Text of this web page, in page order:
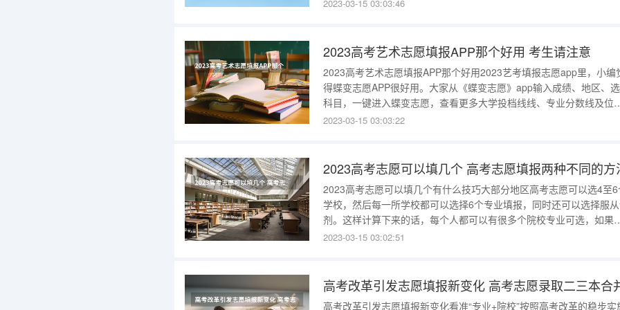
填40个志愿;
2023-03-15 03:03:46
2023高考艺术志愿填报APP那个好用 考生请注意
2023高考艺术志愿填报APP那个好用2023艺考填报志愿app里，小编
得蝶变志愿APP很好用。大家从《蝶变志愿》app输入成绩、地区、
科目，一键进入蝶变志愿，查看更多大学投档线线、专业分数线及位
次、大学排名等数据。艺考志愿填报软件推荐蝶变志愿蝶变志愿超大的
蝶变志愿
2023-03-15 03:03:22
2023高考志愿可以填几个 高考志愿填报两种不同的方
2023高考志愿可以填几个有什么技巧大部分地区高考志愿可以选4至
学校，然后每一所学校都可以选择6个专业填报，同时还可以选择服
剂。这样计算下来的话，每个人都可以有很多个院校专业可选，如果
的不高的话，有很大可能被录取。高考志愿能填几个大学1、高考志愿
填；如果你考上
2023-03-15 03:02:51
高考改革引发志愿填报新变化 高考志愿录取二三本合
高考改革引发志愿填报新变化看准“专业+院校”按照高考改革的稳步实